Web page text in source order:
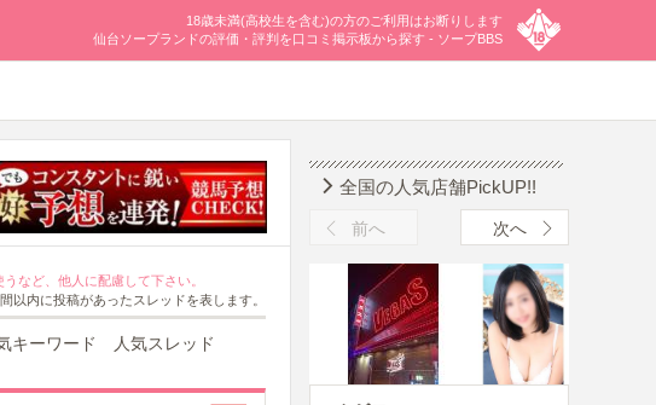
18歳未満(高校生を含む)の方のご利用はお断りします
仙台ソープランドの評価・評判を口コミ掲示板から探す - ソープBBS
など、他人に配慮して下さい。
以内に投稿があったスレッドを表します。
キーワード 人気スレッド
全国の人気店舗PickUP!!
前へ 次へ